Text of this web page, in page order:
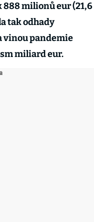
milionů eur (21,6
tak odhady
vinou pandemie
miliard eur.